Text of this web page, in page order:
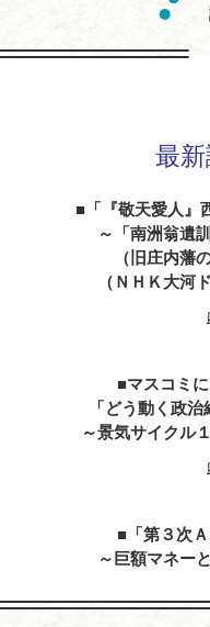
最
「『敬天愛人』
～「南洲翁遺
（旧庄内藩
（ＮＨＫ大河
マスコミ
「どう動く政
～景気サイクル
「第３次
～巨額マネー